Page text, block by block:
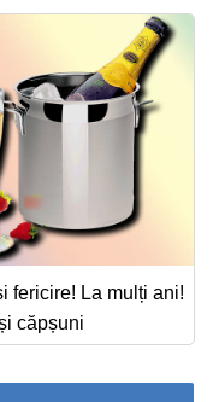
fericire! La mulți ani!
căpșuni